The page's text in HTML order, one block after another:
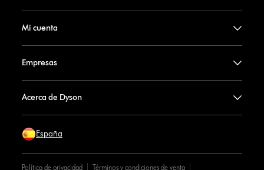
Mi cuenta
Empresas
Acerca de Dyson
España
Política de privacidad Términos y condiciones de venta